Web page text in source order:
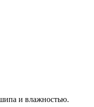
и влажностью.